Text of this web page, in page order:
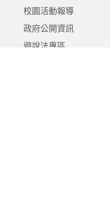
校園活動報導
政府公開資訊
遊說法專區